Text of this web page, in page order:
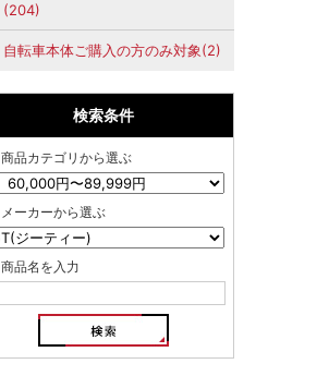
(204)
自転車本体ご購入の方のみ対象(2)
検索条件
商品カテゴリから選ぶ
メーカーから選ぶ
商品名を入力